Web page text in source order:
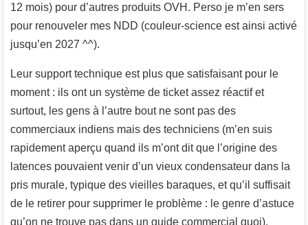
12 mois) pour d’autres produits OVH. Perso je m’en sers
pour renouveler mes NDD (couleur-science est ainsi activé
jusqu’en 2027 ^^).
Leur support technique est plus que satisfaisant pour le
moment : ils ont un système de ticket assez réactif et
surtout, les gens à l’autre bout ne sont pas des
commerciaux indiens mais des techniciens (m’en suis
rapidement aperçu quand ils m’ont dit que l’origine des
latences pouvaient venir d’un vieux condensateur dans la
pris murale, typique des vieilles baraques, et qu’il suffisait
de le retirer pour supprimer le problème : le genre d’astuce
qu’on ne trouve pas dans un guide commercial quoi).